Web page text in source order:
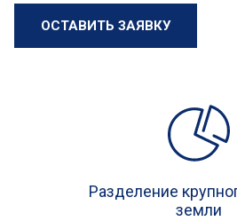
ОСТАВИТЬ ЗАЯВКУ
Разделение
земли